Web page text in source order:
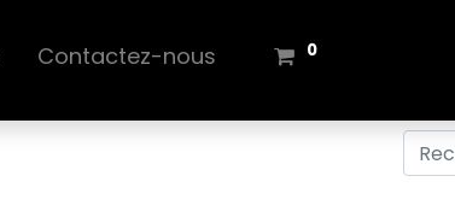
Contactez-nous 0